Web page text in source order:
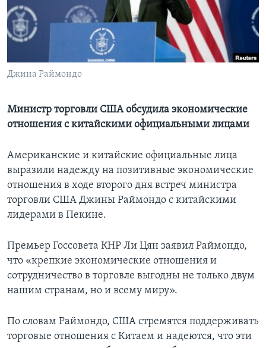
Learning English
Языки
Джина Раймондо
Министр торговли США обсудила экономические
отношения с китайскими официальными лицами
Американские и китайские официальные лица
выразили надежду на позитивные экономические
отношения в ходе второго дня встреч министра
торговли США Джины Раймондо с китайскими
лидерами в Пекине.
Премьер Госсовета КНР Ли Цян заявил Раймондо,
что «крепкие экономические отношения и
сотрудничество в торговле выгодны не только двум
нашим странам, но и всему миру».
По словам Раймондо, США стремятся поддерживать
торговые отношения с Китаем и надеются, что эти